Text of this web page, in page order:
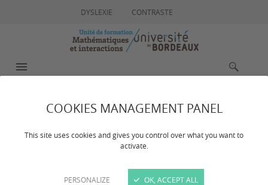
COOKIES MANAGEMENT PANEL
This site uses cookies and gives you control over what you want to
activate.
PERSONALIZE OK, ACCEPT ALL
DYSLEXIE CONTRASTE
Math & Jeux
le 28/06/2024